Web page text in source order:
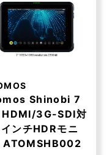
Shinobi 7
3G-SDI対
ンチHDRモニ
ATOMSHB002